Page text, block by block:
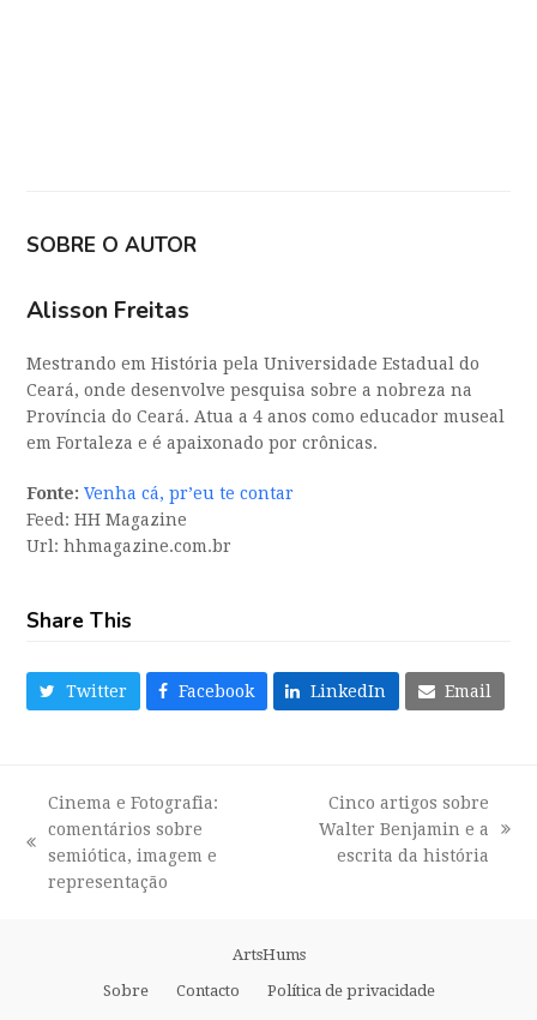
SOBRE O AUTOR
Alisson Freitas
Mestrando em História pela Universidade Estadual do
Ceará, onde desenvolve pesquisa sobre a nobreza na
Província do Ceará. Atua a 4 anos como educador museal
em Fortaleza e é apaixonado por crônicas.
Fonte: Venha cá, pr’eu te contar
Feed: HH Magazine
Url: hhmagazine.com.br
Share This
Twitter Facebook LinkedIn Email
previous
post:
Cinema e Fotografia:
comentários sobre
semiótica, imagem e
representação
next
post:
Cinco artigos sobre
Walter Benjamin e a
escrita da história
ArtsHums
Sobre
Contacto Política de privacidade